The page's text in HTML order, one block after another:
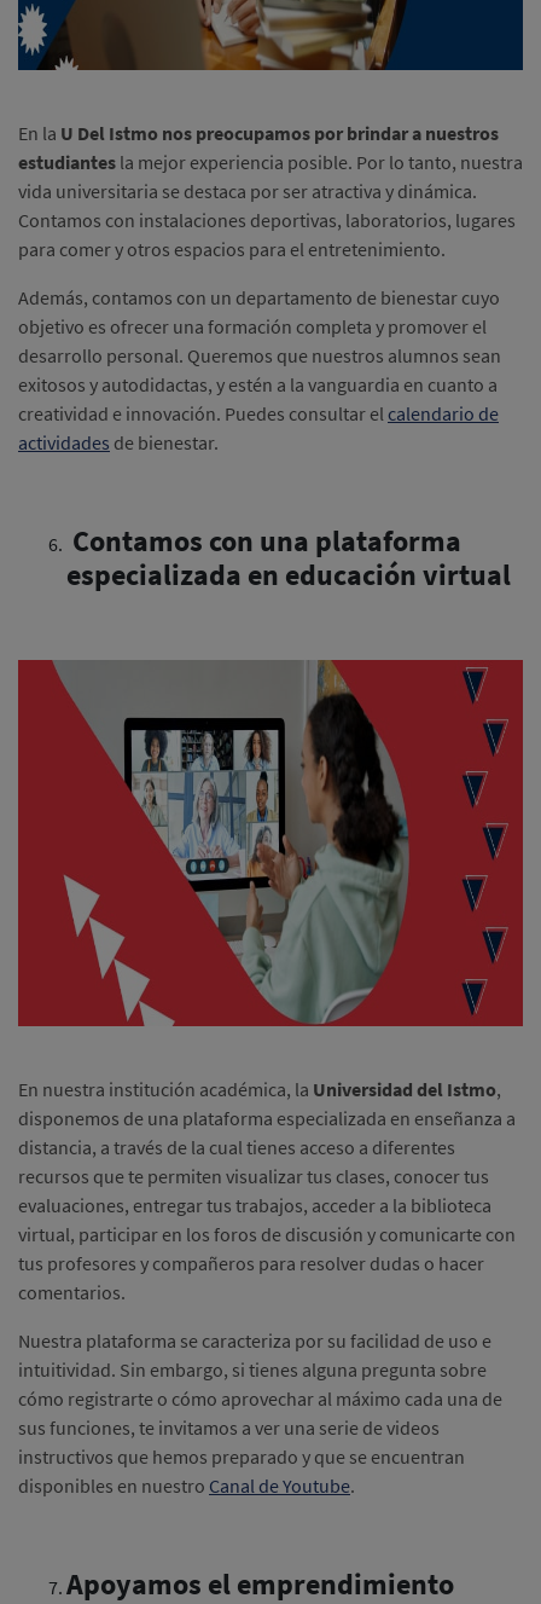
En la U Del Istmo nos preocupamos por brindar a nuestros
estudiantes la mejor experiencia posible. Por lo tanto, nuestra
vida universitaria se destaca por ser atractiva y dinámica.
Contamos con instalaciones deportivas, laboratorios, lugares
para comer y otros espacios para el entretenimiento.
Además, contamos con un departamento de bienestar cuyo
objetivo es ofrecer una formación completa y promover el
desarrollo personal. Queremos que nuestros alumnos sean
exitosos y autodidactas, y estén a la vanguardia en cuanto a
creatividad e innovación. Puedes consultar elcalendario de
actividades de bienestar.
Contamos con una plataforma
especializada en educación virtual
En nuestra institución académica, la Universidad del Istmo,
disponemos de una plataforma especializada en enseñanza a
distancia, a través de la cual tienes acceso a diferentes
recursos que te permiten visualizar tus clases, conocer tus
evaluaciones, entregar tus trabajos, acceder a la biblioteca
virtual, participar en los foros de discusión y comunicarte con
tus profesores y compañeros para resolver dudas o hacer
comentarios.
Nuestra plataforma se caracteriza por su facilidad de uso e
intuitividad. Sin embargo, si tienes alguna pregunta sobre
cómo registrarte o cómo aprovechar al máximo cada una de
sus funciones, te invitamos a ver una serie de videos
instructivos que hemos preparado y que se encuentran
disponibles en nuestro Canal de Youtube.
Apoyamos el emprendimiento